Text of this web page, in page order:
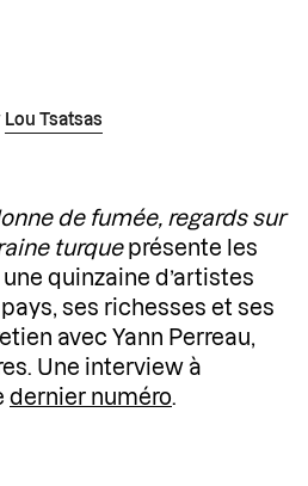
Lou Tsatsas
de fumée, regards sur
turqueprésente les
quinzaine d’artistes
pays, ses richesses et ses
avec Yann Perreau,
Une interview à
dernier numéro.